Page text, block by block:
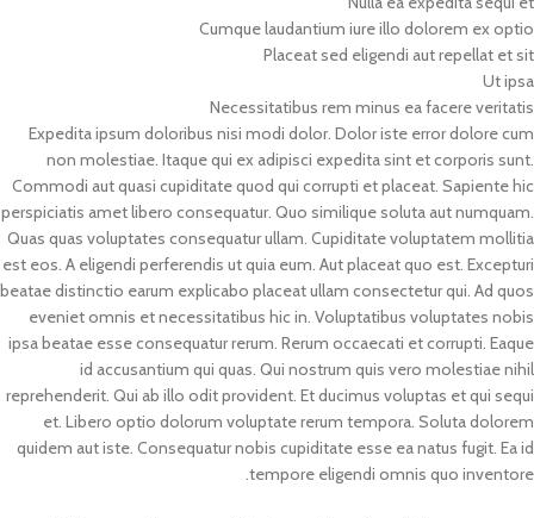
Cumque laudantium iure illo dolorem ex optio
Placeat sed eligendi aut repellat et sit
Ut ipsa
Necessitatibus rem minus ea facere veritatis
Expedita ipsum doloribus nisi modi dolor. Dolor iste error dolore cum
non molestiae. Itaque qui ex adipisci expedita sint et corporis sunt.
Commodi aut quasi cupiditate quod qui corrupti et placeat. Sapiente hic
perspiciatis amet libero consequatur. Quo similique soluta aut numquam.
Quas quas voluptates consequatur ullam. Cupiditate voluptatem mollitia
est eos. A eligendi perferendis ut quia eum. Aut placeat quo est. Excepturi
beatae distinctio earum explicabo placeat ullam consectetur qui. Ad quos
eveniet omnis et necessitatibus hic in. Voluptatibus voluptates nobis
ipsa beatae esse consequatur rerum. Rerum occaecati et corrupti. Eaque
id accusantium qui quas. Qui nostrum quis vero molestiae nihil
reprehenderit. Qui ab illo odit provident. Et ducimus voluptas et qui sequi
et. Libero optio dolorum voluptate rerum tempora. Soluta dolorem
quidem aut iste. Consequatur nobis cupiditate esse ea natus fugit. Ea id
tempore eligendi omnis quo inventore.